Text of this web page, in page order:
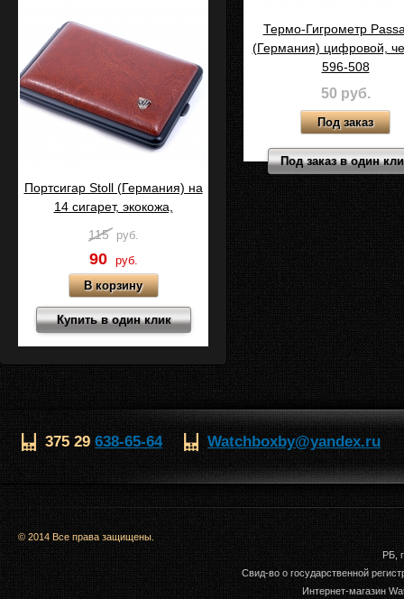
Портсигар Stoll (Германия) на
14 сигарет, экокожа,
Коричневый, C15-2
115 руб.
90 руб.
Купить в один клик
Термо-Гигрометр
(Германия) цифровой,
596-508
50 руб.
Под заказ в один
375 29638-65-64 Watchboxby@yandex.ru
© 2014 Все права защищены.
РБ,
Свид-во о государственной
Интернет-магазин